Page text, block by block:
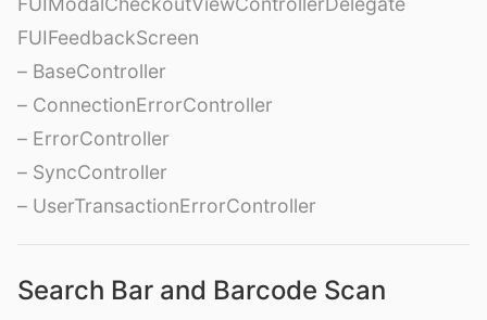
FUIFeedbackScreen
– BaseController
– ConnectionErrorController
– ErrorController
– SyncController
– UserTransactionErrorController
Search Bar and Barcode Scan